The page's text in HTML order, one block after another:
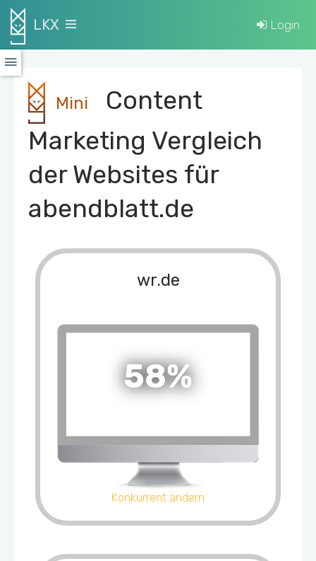
LKX Login
Mini
Content
Marketing Vergleich
der Websites für
abendblatt.de
wr.de
58%
Konkurrent ändern